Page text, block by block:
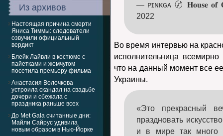
Из архивов
Настоящая причина смерти
Яниса Тиммы: следователи
озвучили официальный
вердикт
Блейк Лайвли в костюме с
пайетками и жемчугом
посетила премьеру фильма
Анастасия Волочкова
устроила скандал на свадьбе
дочери и сбежала с
праздника раньше всех
До Met Gala считанные дни:
Майли Сайрус удивила
новым образом в Нью-Йорке
— ᴘɪɴᴋɢᴀ 〄 𝐇𝐨𝐮𝐬𝐞 𝐨𝐟
2022
Во время интервью на
исполнительница
что на данный момент все
Украины.
«Это прекрасный
праздновать
и в мире так много